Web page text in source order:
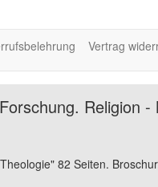
Vertrag
Religion
82 Seiten.